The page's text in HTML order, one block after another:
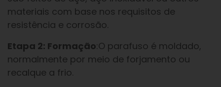
materiais com base nos requisitos de
resistência e corrosão.
Etapa 2: Formação:O parafuso é moldado,
normalmente por meio de forjamento ou
recalque a frio.